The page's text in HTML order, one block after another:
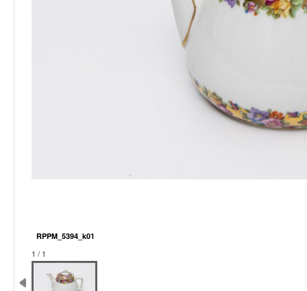
RPPM_5394_k01
1 / 1